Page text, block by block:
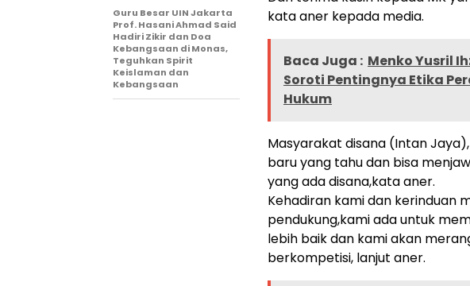
kata aner kepada media.
Baca Juga : Menko Yusril
Soroti Pentingnya Etika
Hukum
Masyarakat disana (Intan
baru yang tahu dan bisa
yang ada disana,kata aner.
Kehadiran kami dan kerinduan
pendukung,kami ada untuk
lebih baik dan kami akan
berkompetisi, lanjut aner.
Guru Besar UIN Jakarta
Prof. Hasani Ahmad Said
Hadiri Zikir dan Doa
Kebangsaan di Monas,
Teguhkan Spirit
Keislaman dan
Kebangsaan